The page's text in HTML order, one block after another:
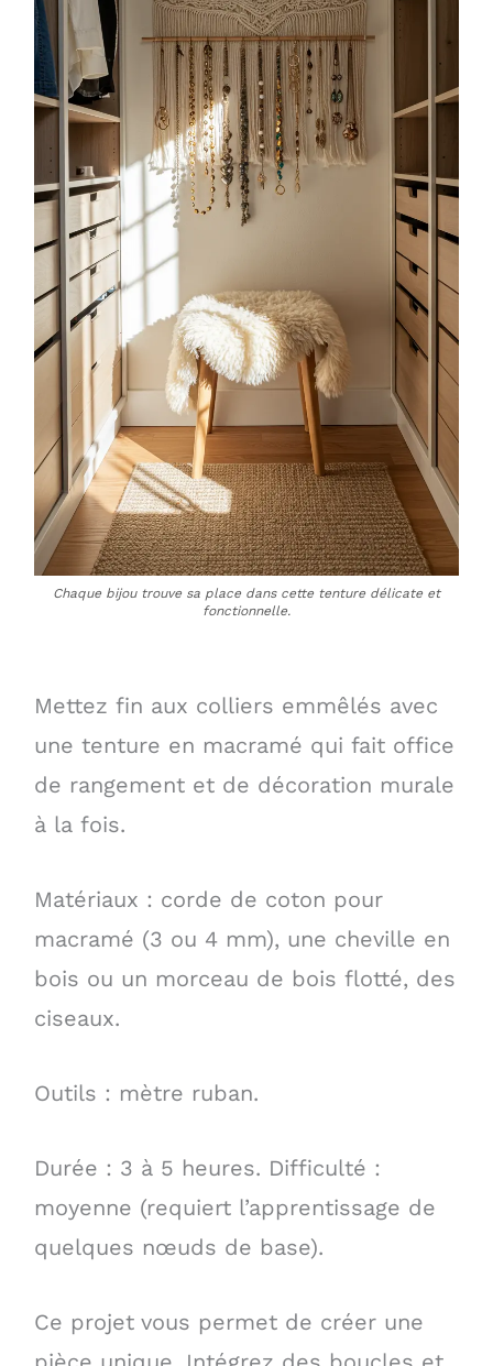
Chaque bijou trouve sa place dans cette tenture délicate et
fonctionnelle.
Mettez fin aux colliers emmêlés avec
une tenture en macramé qui fait office
de rangement et de décoration murale
à la fois.
Matériaux : corde de coton pour
macramé (3 ou 4 mm), une cheville en
bois ou un morceau de bois flotté, des
ciseaux.
Outils : mètre ruban.
Durée : 3 à 5 heures. Difficulté :
moyenne (requiert l’apprentissage de
quelques nœuds de base).
Ce projet vous permet de créer une